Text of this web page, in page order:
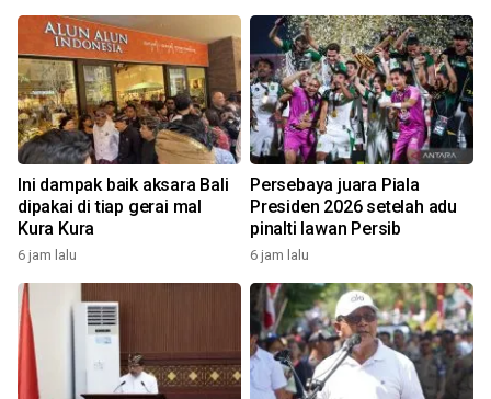
Ini dampak baik aksara Bali
dipakai di tiap gerai mal
Kura Kura
6 jam lalu
Persebaya juara Piala
Presiden 2026 setelah adu
pinalti lawan Persib
6 jam lalu